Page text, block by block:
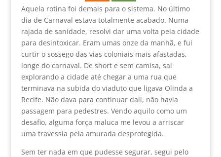
Aquela rotina foi demais para o sistema. No último
dia de Carnaval estava totalmente acabado. Numa
rajada de sanidade, resolvi dar uma volta pela cidade
para desintoxicar. Eram umas onze da manhã, e fui
curtir o sossego das vias coloniais mais afastadas,
longe do carnaval. De short e sem camisa, saí
explorando a cidade até chegar a uma rua que
terminava na subida do viaduto que ligava Olinda a
Recife. Não dava para continuar dali, não havia
passagem para pedestres. Vendo aquilo como um
desafio, alguma força maluca me levou a arriscar
uma travessia pela amurada desprotegida.
Sem ter nada em que pudesse segurar, segui pelo